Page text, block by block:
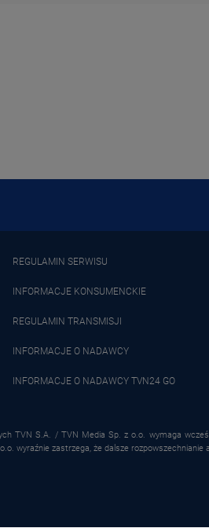
REGULAMIN SERWISU
INFORMACJE KONSUMENCKIE
REGULAMIN TRANSMISJI
INFORMACJE O NADAWCY
INFORMACJE O NADAWCY TVN24 GO
TVN S.A. / TVN Media Sp. z o.o. wymaga
wyraźnie zastrzega, że dalsze